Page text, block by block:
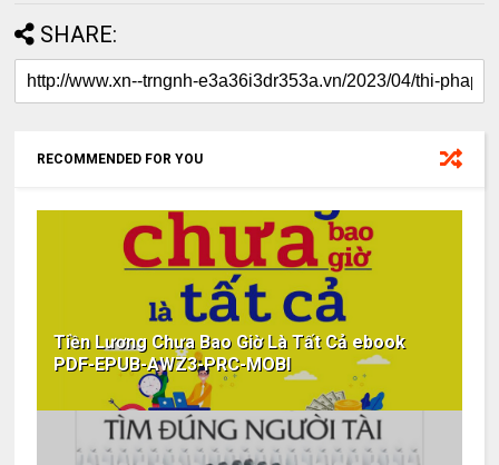
SHARE:
RECOMMENDED FOR YOU
Tiền Lương Chưa Bao Giờ Là Tất Cả ebook
PDF-EPUB-AWZ3-PRC-MOBI